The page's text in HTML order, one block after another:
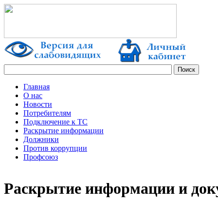
Главная
О нас
Новости
Потребителям
Подключение к ТС
Раскрытие информации
Должники
Против коррупции
Профсоюз
Раскрытие информации и